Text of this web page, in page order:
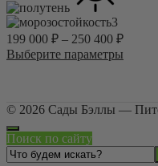
на
3
199 000 ₽ – 250 400 ₽
Выберите параметры
© 2026 Сады Бэллы —
Поиск по сайту